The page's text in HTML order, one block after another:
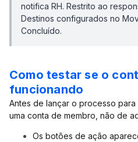
notifica RH. Restrito ao
Destinos configurados no
Concluído.
Como testar se o
funcionando
Antes de lançar o processo
uma conta de membro, não de
Os botões de ação